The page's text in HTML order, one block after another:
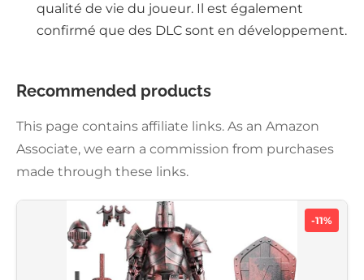
qualité de vie du joueur. Il est également
confirmé que des DLC sont en développement.
Recommended products
This page contains affiliate links. As an Amazon
Associate, we earn a commission from purchases
made through these links.
-11%